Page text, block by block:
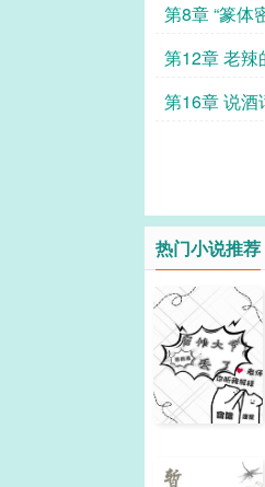
第8章 “篆体
第12章 老辣
第16章 说酒
热门小说推荐